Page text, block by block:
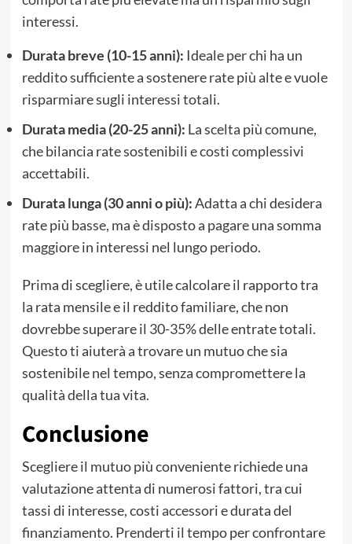
interessi.
Durata breve (10-15 anni): Ideale per chi ha un
reddito sufficiente a sostenere rate più alte e vuole
risparmiare sugli interessi totali.
Durata media (20-25 anni): La scelta più comune,
che bilancia rate sostenibili e costi complessivi
accettabili.
Durata lunga (30 anni o più):Adatta a chi desidera
rate più basse, ma è disposto a pagare una somma
maggiore in interessi nel lungo periodo.
Prima di scegliere, è utile calcolare il rapporto tra
la rata mensile e il reddito familiare, che non
dovrebbe superare il 30-35% delle entrate totali.
Questo ti aiuterà a trovare un mutuo che sia
sostenibile nel tempo, senza compromettere la
qualità della tua vita.
Conclusione
Scegliere il mutuo più conveniente richiede una
valutazione attenta di numerosi fattori, tra cui
tassi di interesse, costi accessori e durata del
finanziamento. Prenderti il tempo per confrontare